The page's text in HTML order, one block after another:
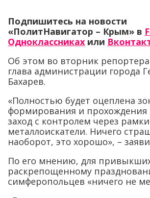
Подпишитесь на новости
«ПолитНавигатор – Крым» в
Одноклассниках или
Об этом во вторник
глава администрации города
Бахарев.
«Полностью будет оцеплена
формирования и прохождения
заход с контролем через
металлоискатели. Ничего
наоборот, это хорошо», –
По его мнению, для
раскрепощенному
симферопольцев «ничего не